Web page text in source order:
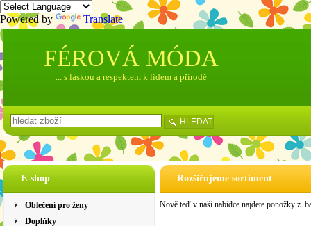
Powered by Translate
E-shop
Oblečení pro ženy
Doplňky
Rozšiřujeme sortiment
Nově teď v naší nabídce najdete ponožky z
FÉROVÁ MÓDA
... s láskou a respektem k lidem a přírodě
HLEDAT